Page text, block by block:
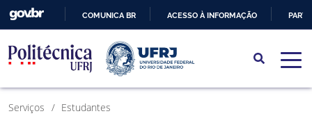
PARA
O
CONTEÚDO
COMUNICA BR ACESSO À INFORMAÇÃO
Serviços Estudantes